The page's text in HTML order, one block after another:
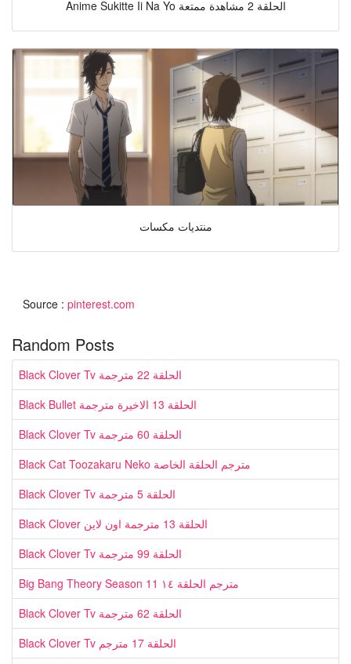
Anime Sukitte Ii Na Yo الحلقة 2 مشاهدة ممتعة
منتديات مكسات
Source : pinterest.com
Random Posts
Black Clover Tv الحلقة 22 مترجمة
Black Bullet الحلقة 13 الاخيرة مترجمة
Black Clover Tv الحلقة 60 مترجمة
Black Cat Toozakaru Neko مترجم الحلقة الخاصة
Black Clover Tv الحلقة 5 مترجمة
Black Clover الحلقة 13 مترجمة اون لاين
Black Clover Tv الحلقة 99 مترجمة
Big Bang Theory Season 11 مترجم الحلقة ١٤
Black Clover Tv الحلقة 62 مترجمة
Black Clover Tv الحلقة 17 مترجم